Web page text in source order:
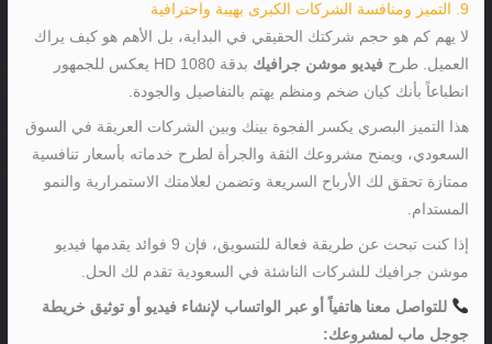
9. التميز ومنافسة الشركات الكبرى بهيبة واحترافية
لا يهم كم هو حجم شركتك الحقيقي في البداية، بل الأهم هو كيف يراك
العميل. طرحفيديو موشن جرافيك
بدقة HD 1080 يعكس للجمهور
انطباعاً بأنك كيان ضخم ومنظم يهتم بالتفاصيل والجودة.
هذا التميز البصري يكسر الفجوة بينك وبين الشركات العريقة في السوق
السعودي، ويمنح مشروعك الثقة والجرأة لطرح خدماته بأسعار تنافسية
ممتازة تحقق لك الأرباح السريعة وتضمن لعلامتك الاستمرارية والنمو
المستدام.
إذا كنت تبحث عن طريقة فعالة للتسويق، فإن 9 فوائد يقدمها فيديو
موشن جرافيك للشركات الناشئة في السعودية تقدم لك الحل.
للتواصل معنا هاتفياً أو عبر الواتساب لإنشاء فيديو أو توثيق خريطة
جوجل ماب لمشروعك: